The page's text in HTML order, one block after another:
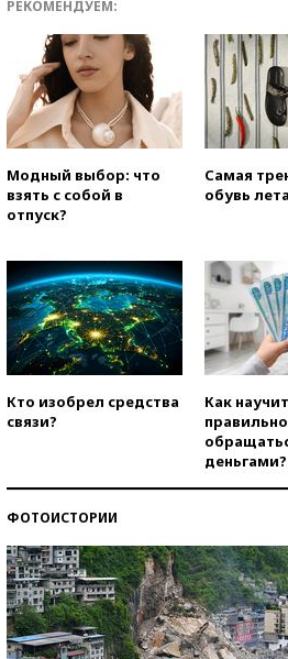
РЕКОМЕНДУЕМ:
Модный выбор: что
взять с собой в
отпуск?
Самая
обувь
Кто изобрел средства
связи?
Как
правильно
деньгами?
ФОТОИСТОРИИ